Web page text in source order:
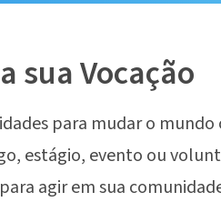
sua Vocação
para mudar o mundo
estágio, evento ou
agir em sua